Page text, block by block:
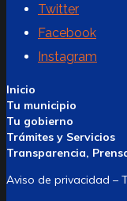
Twitter
Facebook
Instagram
Inicio
Tu municipio
Tu gobierno
Trámites y Servicios
Transparencia,
Aviso de privacidad –